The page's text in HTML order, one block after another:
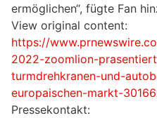
ermöglichen“, fügte Fan
View original content:
https://
2022-zoomlion-
turmdrehkranen-und-
europaischen-markt-
Pressekontakt: